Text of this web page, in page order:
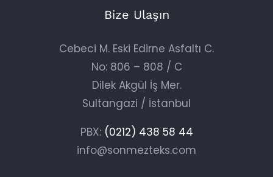
Bize Ulaşın
Cebeci M. Eski Edirne Asfaltı C.
No: 806 – 808 / C
Dilek Akgül İş Mer.
Sultangazi / İstanbul
PBX: (0212) 438 58 44
info@sonmezteks.com